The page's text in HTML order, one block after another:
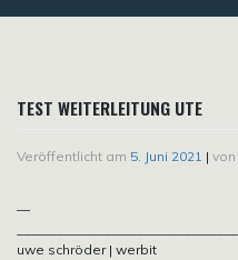
TEST WEITERLEITUNG UTE
Veröffentlicht am 5. Juni 2021 | von
—
uwe schröder | werbit